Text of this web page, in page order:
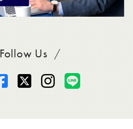
Follow UsSADAをフォロー
オ
オ
オ